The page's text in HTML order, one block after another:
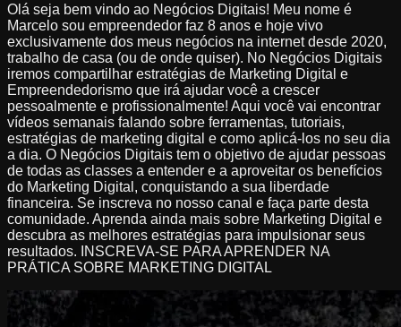
Olá seja bem vindo ao Negócios Digitais! Meu nome é
Marcelo sou empreendedor faz 8 anos e hoje vivo
exclusivamente dos meus negócios na internet desde 2020,
trabalho de casa (ou de onde quiser). No Negócios Digitais
iremos compartilhar estratégias de Marketing Digital e
Empreendedorismo que irá ajudar você a crescer
pessoalmente e profissionalmente! Aqui você vai encontrar
vídeos semanais falando sobre ferramentas, tutoriais,
estratégias de marketing digital e como aplicá-los no seu dia
a dia. O Negócios Digitais tem o objetivo de ajudar pessoas
de todas as classes a entender e a aproveitar os benefícios
do Marketing Digital, conquistando a sua liberdade
financeira. Se inscreva no nosso canal e faça parte desta
comunidade. Aprenda ainda mais sobre Marketing Digital e
descubra as melhores estratégias para impulsionar seus
resultados. INSCREVA-SE PARA APRENDER NA
PRÁTICA SOBRE MARKETING DIGITAL